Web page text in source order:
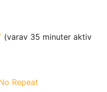
(varav 35 minuter aktiv
Repeat